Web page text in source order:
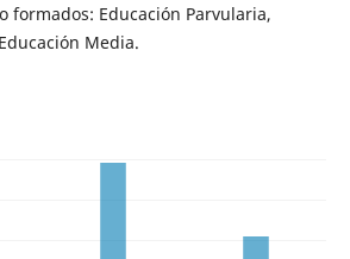
formados: Educación Parvularia,
Media.